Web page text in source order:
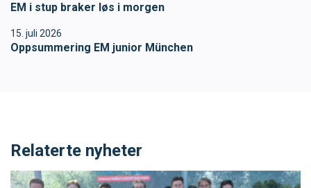
SVØM LANGT
EM i stup braker løs i morgen
15. juli 2026
Oppsummering EM junior München
Relaterte nyheter